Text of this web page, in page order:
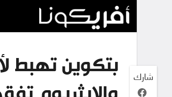
بتكوين تهبط
شارك